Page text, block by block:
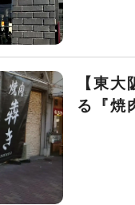
【東
る『焼